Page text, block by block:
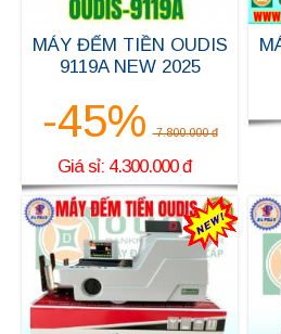
MÁY ĐẾM TIỀN OUDIS
9119A NEW 2025
-45% 7.800.000 đ
Giá sỉ: 4.300.000 đ